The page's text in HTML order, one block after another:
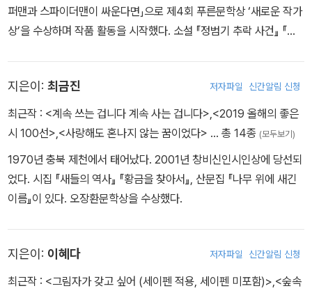
퍼맨과 스파이더맨이 싸운다면」으로 제4회 푸른문학상 ‘새로운 작가
상’을 수상하며 작품 활동을 시작했다. 소설 『정범기 추락 사건』 『정
『어쩌면 나도 명탐정』 ‘명탐견 오드리’ 시리즈 등을 썼다.
지은이: 최금진 저자파일 신간알림 신청
최근작 : <계속 쓰는 겁니다 계속 사는 겁니다>,<2019 올해의 좋은
시 100선>,<사랑해도 혼나지 않는 꿈이었다> … 총 14종 (모두보기)
1970년 충북 제천에서 태어났다. 2001년 창비신인시인상에 당선되
었다. 시집 『새들의 역사』 『황금을 찾아서』, 산문집 『나무 위에 새긴
이름』이 있다. 오장환문학상을 수상했다.
지은이: 이혜다 저자파일 신간알림 신청
최근작 : <그림자가 갖고 싶어 (세이펜 적용, 세이펜 미포함)>,<숲속